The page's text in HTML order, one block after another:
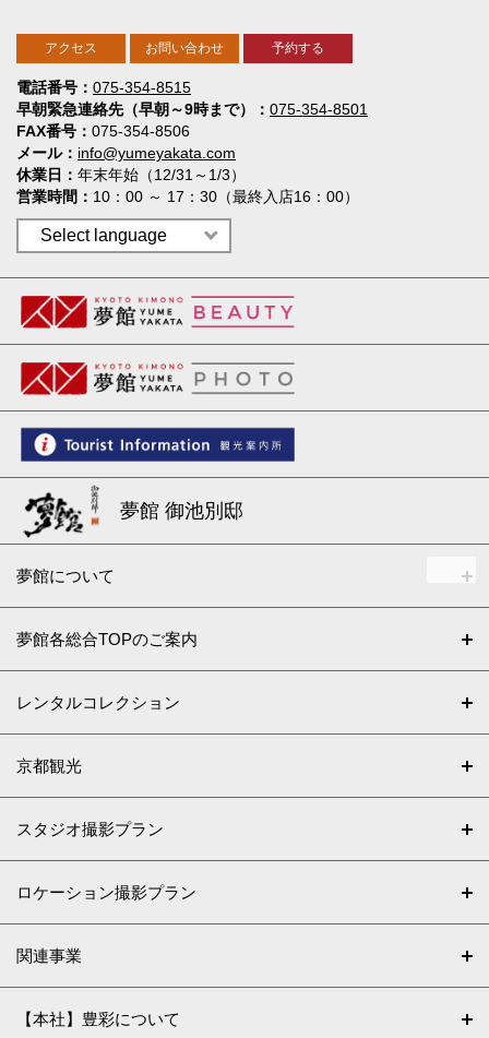
電話番号
075-354-8515
早朝緊急連絡先（早朝～9時まで）
075-354-8501
FAX番号
075-354-8506
メール
info@yumeyakata.com
休業日
年末年始（12/31～1/3）
営業時間
10：00 ～ 17：30（最終入店16：00）
アクセス お問い合わせ 予約する
夢館 御池別邸
夢館について
夢館各総合TOPのご案内
レンタルコレクション
京都観光
スタジオ撮影プラン
ロケーション撮影プラン
関連事業
【本社】豊彩について